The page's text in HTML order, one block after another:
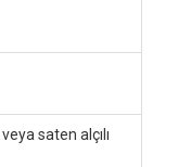
saten alçılı